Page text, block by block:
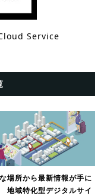
Service
場所から最新情報が手に
地域特化型デジタルサイ